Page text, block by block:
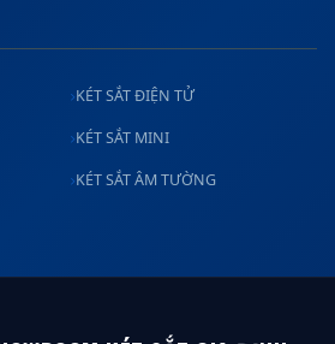
KÉT SẮT ĐIỆN TỬ
KÉT SẮT MINI
KÉT SẮT ÂM TƯỜNG